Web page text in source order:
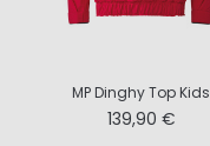
MP Dinghy Top Kids
139,90 €